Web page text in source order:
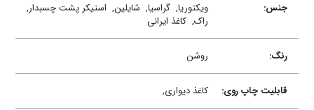
جنس: ویکتوریا,گراسیا, شایلین, استیکر پشت چسبدار,
راک,کاغذ ایرانی
رنگ: روشن
قابلیت چاپ روی: کاغذ دیواری,